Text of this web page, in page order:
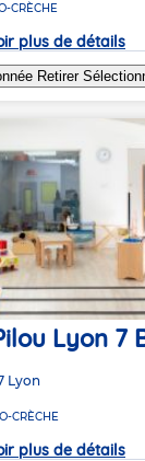
CRÈCHE
plus de détails
Retirer
Lyon 7
Lyon
CRÈCHE
plus de détails